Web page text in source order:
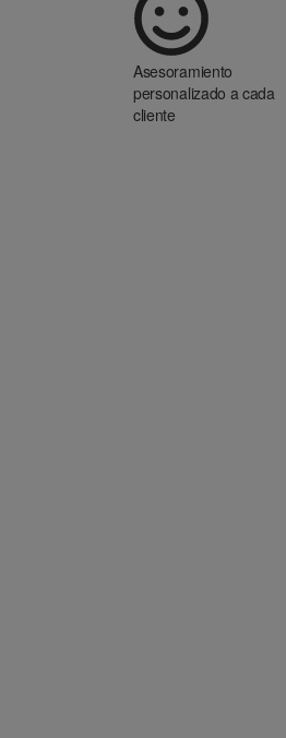
Asesoramiento
personalizado a cada
cliente